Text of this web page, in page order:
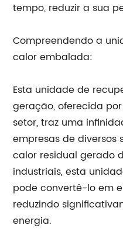
tempo, reduzir a sua
Compreendendo a
calor embalada:
Esta unidade de
geração, oferecida
setor, traz uma
empresas de diversos
calor residual gerado
industriais, esta
pode convertê-lo em
reduzindo
energia.